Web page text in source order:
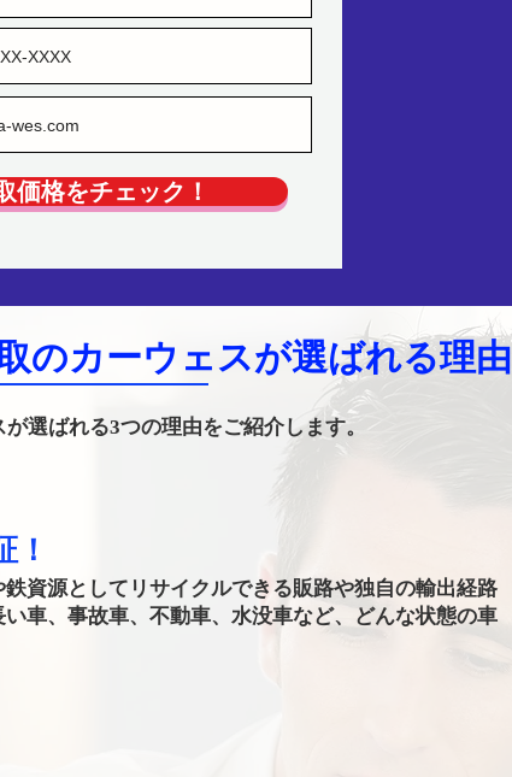
価格をチェック！
のカーウェスが選ばれる理由
選ばれる3つの理由をご紹介します。
！
資源としてリサイクルできる販路や独自の輸出経路
車、事故車、不動車、水没車など、どんな状態の車